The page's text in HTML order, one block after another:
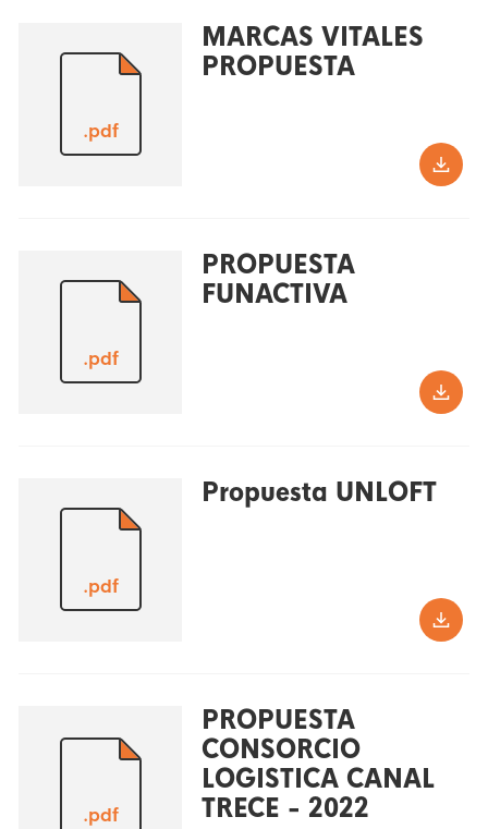
.pdf
MARCAS VITALES
PROPUESTA
.pdf
PROPUESTA
FUNACTIVA
.pdf
Propuesta UNLOFT
.pdf
PROPUESTA
CONSORCIO
LOGISTICA CANAL
TRECE - 2022